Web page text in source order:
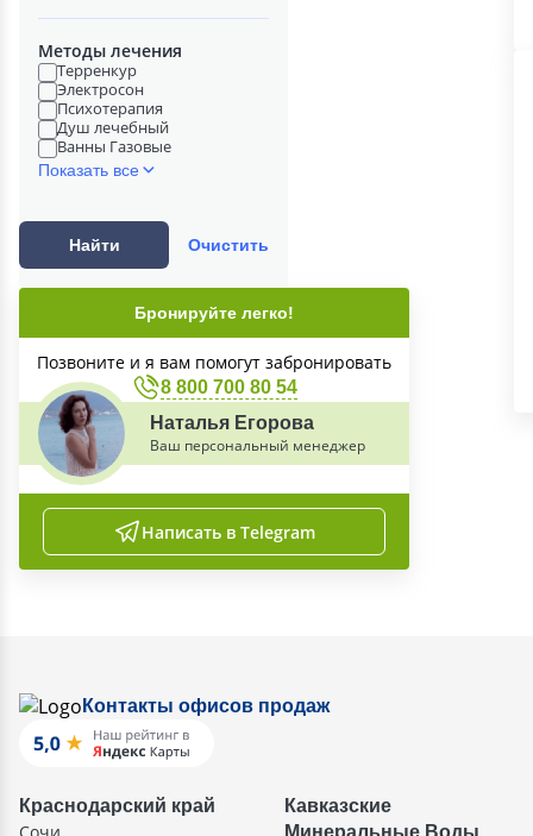
Методы лечения
Терренкур
Электросон
Психотерапия
Душ лечебный
Ванны Газовые
Показать все
Найти Очистить
Бронируйте легко!
Позвоните и я вам помогут забронировать
8 800 700 80 54
Наталья Егорова
Ваш персональный менеджер
Написать в Telegram
Контакты офисов продаж
Краснодарский край
Кавказские
Минеральные Воды